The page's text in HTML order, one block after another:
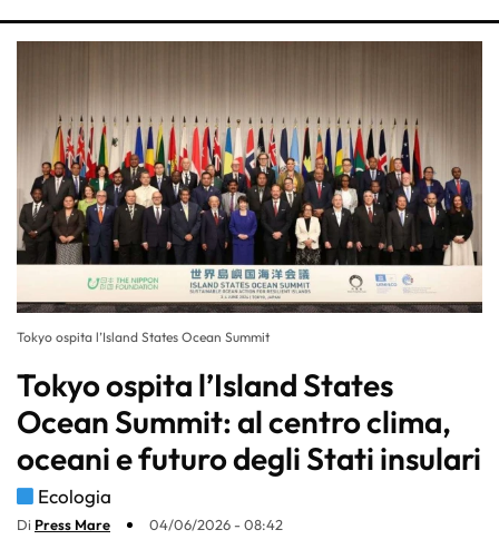
Tokyo ospita l’Island States Ocean Summit
Tokyo ospita l’Island States
Ocean Summit: al centro clima,
oceani e futuro degli Stati insulari
Ecologia
Di Press Mare 04/06/2026 - 08:42